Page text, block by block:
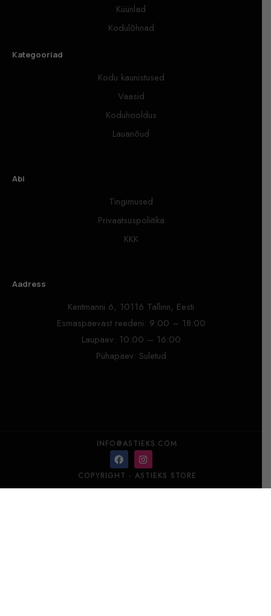
Küünlad
Kodulõhnad
Kategooriad
Kodu kaunistused
Vaasid
Koduhooldus
Lauanõud
Abi
Tingimused
Privaatsuspoliitika
KKK
Aadress
Kentmanni 6, 10116 Tallinn, Eesti
Esmaspäevast reedeni: 9:00 – 18:00
Laupäev: 10:00 – 16:00
Pühapäev: Suletud
INFO@ASTIEKS.COM
COPYRIGHT - ASTIEKS STORE